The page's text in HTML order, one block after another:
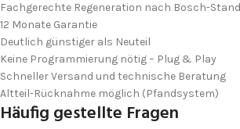
Fachgerechte Regeneration nach Bosch-
12 Monate Garantie
Deutlich günstiger als Neuteil
Keine Programmierung nötig – Plug & Play
Schneller Versand und technische Beratung
Altteil-Rücknahme möglich (Pfandsystem)
Häufig gestellte Fragen